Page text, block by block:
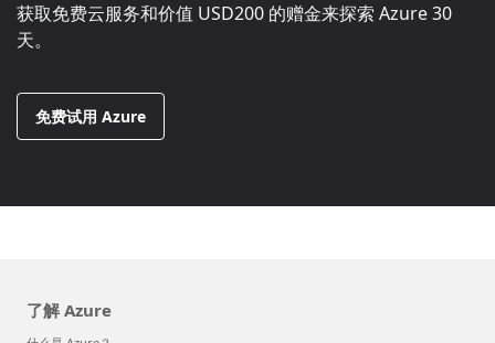
获取免费云服务和价值 USD200 的赠金来探索 Azure 30
天。
免费试用 Azure
了解 Azure